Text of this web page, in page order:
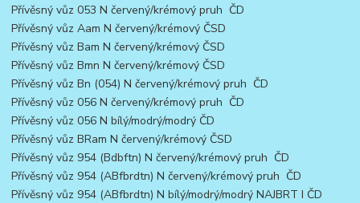
Přívěsný vůz 053 N červený/krémový pruh ČD
Přívěsný vůz Aam N červený/krémový ČSD
Přívěsný vůz Bam N červený/krémový ČSD
Přívěsný vůz Bmn N červený/krémový ČSD
Přívěsný vůz Bn (054) N červený/krémový pruh ČD
Přívěsný vůz 056 N červený/krémový pruh ČD
Přívěsný vůz 056 N bílý/modrý/modrý ČD
Přívěsný vůz BRam N červený/krémový ČSD
Přívěsný vůz 954 (Bdbftn) N červený/krémový pruh ČD
Přívěsný vůz 954 (ABfbrdtn) N červený/krémový pruh ČD
Přívěsný vůz 954 (ABfbrdtn) N bílý/modrý/modrý NAJBRT I ČD